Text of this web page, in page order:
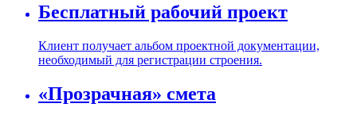
Бесплатный рабочий проект
Клиент получает альбом проектной документации,
необходимый для регистрации строения.
«Прозрачная» смета